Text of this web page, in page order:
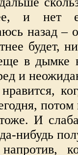
и нет
назад –
будет,
в дымке
и
И
нибудь